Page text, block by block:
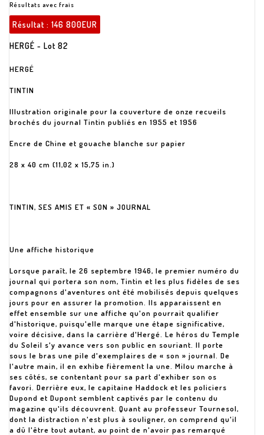
Résultats avec frais
Résultat : 146 800EUR
HERGÉ - Lot 82
HERGÉ
TINTIN
Illustration originale pour la couverture de onze recueils
brochés du journal Tintin publiés en 1955 et 1956
Encre de Chine et gouache blanche sur papier
28 x 40 cm (11,02 x 15,75 in.)
TINTIN, SES AMIS ET « SON » JOURNAL
Une affiche historique
Lorsque paraît, le 26 septembre 1946, le premier numéro du
journal qui portera son nom, Tintin et les plus fidèles de ses
compagnons d'aventures ont été mobilisés depuis quelques
jours pour en assurer la promotion. Ils apparaissent en
effet ensemble sur une affiche qu'on pourrait qualifier
d'historique, puisqu'elle marque une étape significative,
voire décisive, dans la carrière d'Hergé. Le héros du Temple
du Soleil s'y avance vers son public en souriant. Il porte
sous le bras une pile d'exemplaires de « son » journal. De
l'autre main, il en exhibe fièrement la une. Milou marche à
ses côtés, se contentant pour sa part d'exhiber son os
favori. Derrière eux, le capitaine Haddock et les policiers
Dupond et Dupont semblent captivés par le contenu du
magazine qu'ils découvrent. Quant au professeur Tournesol,
dont la distraction n'est plus à souligner, on comprend qu'il
a dû l'être tout autant, au point de n'avoir pas remarqué